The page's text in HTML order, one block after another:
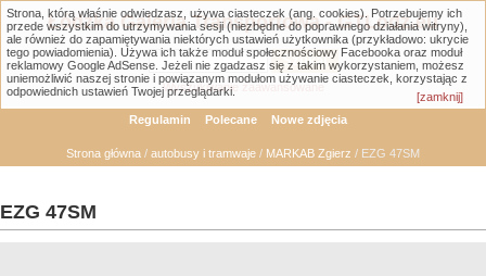
Łódzka Galeria Transportowa - GTLodz.eu
Wyszukiwanie zaawansowane
Regulamin Polecane Nowe zdjęcia
Strona główna / autobusy i tramwaje / MARKAB Zgierz / EZG 47SM
EZG 47SM
Strona, którą właśnie odwiedzasz, używa ciasteczek (ang. cookies). Potrzebujemy ich
przede wszystkim do utrzymywania sesji (niezbędne do poprawnego działania witryny),
ale również do zapamiętywania niektórych ustawień użytkownika (przykładowo: ukrycie
tego powiadomienia). Używa ich także moduł społecznościowy Facebooka oraz moduł
reklamowy Google AdSense. Jeżeli nie zgadzasz się z takim wykorzystaniem, możesz
uniemożliwić naszej stronie i powiązanym modułom używanie ciasteczek, korzystając z
odpowiednich ustawień Twojej przeglądarki.
[zamknij]